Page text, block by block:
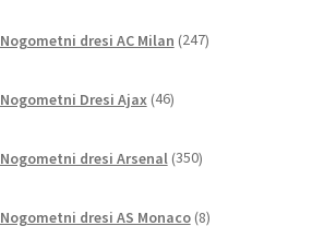
Nogometni dresi AC Milan 247izdelkov
Nogometni Dresi Ajax 46izdelkov
Nogometni dresi Arsenal 350izdelkov
Nogometni dresi AS Monaco 8izdelkov